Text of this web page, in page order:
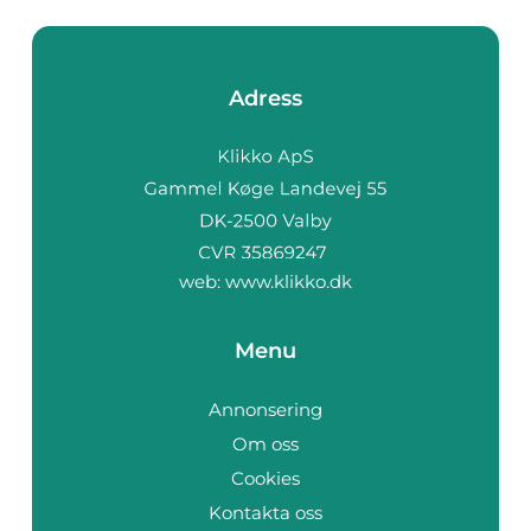
Adress
web: www.klikko.dk
Menu
Annonsering
Om oss
Cookies
Kontakta oss